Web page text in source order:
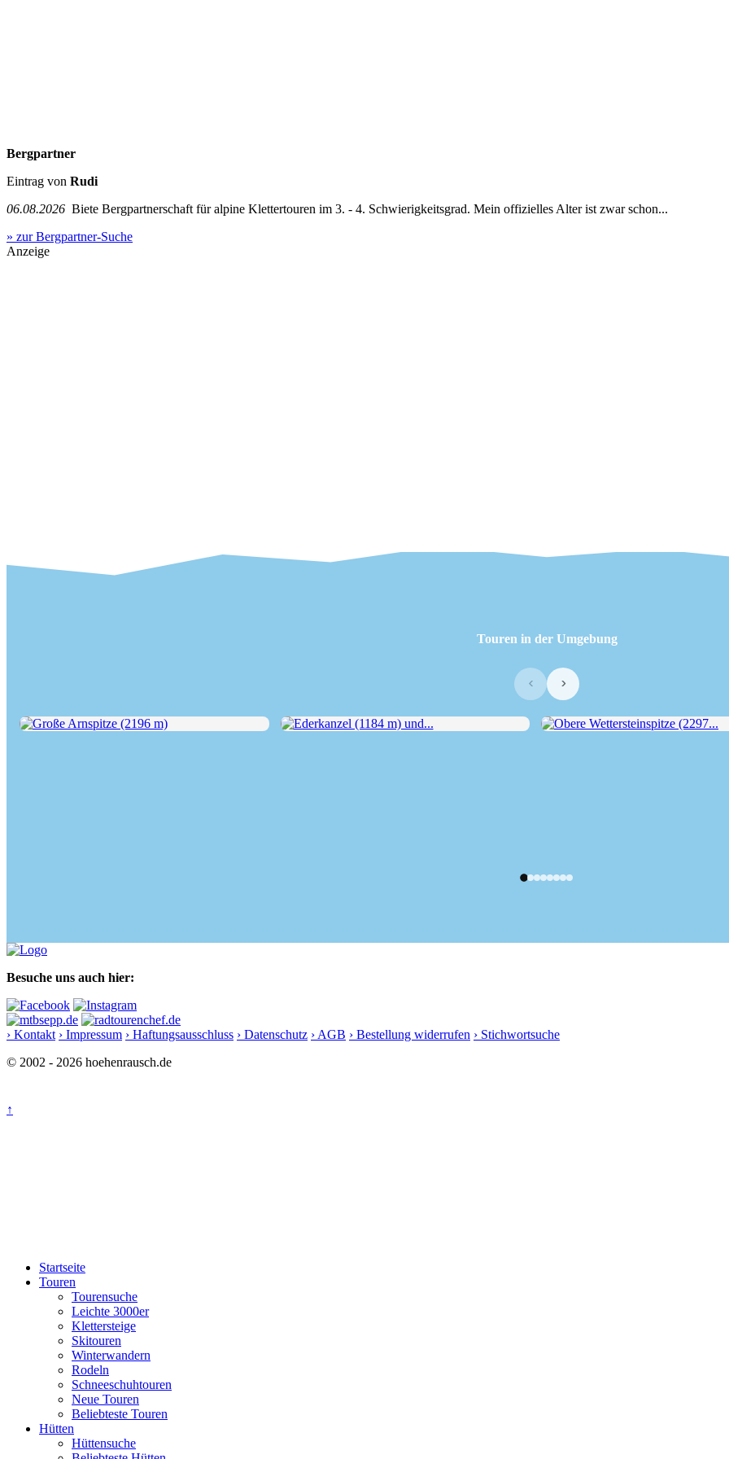
Bergpartner
Eintrag von Rudi
06.08.2026 Biete Bergpartnerschaft für alpine Klettertouren im 3. - 4. Schwierigkeitsgrad. Mein offizielles Alter ist zwar schon...
» zur Bergpartner-Suche
Anzeige
Touren in der Umgebung
‹ ›
Besuche uns auch hier:
› Kontakt › Impressum › Haftungsausschluss › Datenschutz › AGB › Bestellung widerrufen › Stichwortsuche
© 2002 - 2026 hoehenrausch.de
↑
Startseite
Touren
Tourensuche
Leichte 3000er
Klettersteige
Skitouren
Winterwandern
Rodeln
Schneeschuhtouren
Neue Touren
Beliebteste Touren
Hütten
Hüttensuche